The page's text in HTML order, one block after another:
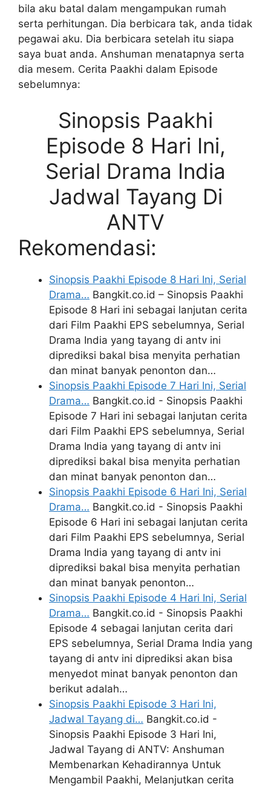
bila aku batal dalam mengampukan rumah
serta perhitungan. Dia berbicara tak, anda tidak
pegawai aku. Dia berbicara setelah itu siapa
saya buat anda. Anshuman menatapnya serta
dia mesem. Cerita Paakhi dalam Episode
sebelumnya:
Sinopsis Paakhi
Episode 8 Hari Ini,
Serial Drama India
Jadwal Tayang Di
ANTV
Rekomendasi:
Sinopsis Paakhi Episode 8 Hari Ini, Serial
Drama… Bangkit.co.id – Sinopsis Paakhi
Episode 8 Hari ini sebagai lanjutan cerita
dari Film Paakhi EPS sebelumnya, Serial
Drama India yang tayang di antv ini
diprediksi bakal bisa menyita perhatian
dan minat banyak penonton dan…
Sinopsis Paakhi Episode 7 Hari Ini, Serial
Drama… Bangkit.co.id - Sinopsis Paakhi
Episode 7 Hari ini sebagai lanjutan cerita
dari Film Paakhi EPS sebelumnya, Serial
Drama India yang tayang di antv ini
diprediksi bakal bisa menyita perhatian
dan minat banyak penonton dan…
Sinopsis Paakhi Episode 6 Hari Ini, Serial
Drama… Bangkit.co.id - Sinopsis Paakhi
Episode 6 Hari ini sebagai lanjutan cerita
dari Film Paakhi EPS sebelumnya, Serial
Drama India yang tayang di antv ini
diprediksi bakal bisa menyita perhatian
dan minat banyak penonton…
Sinopsis Paakhi Episode 4 Hari Ini, Serial
Drama… Bangkit.co.id - Sinopsis Paakhi
Episode 4 sebagai lanjutan cerita dari
EPS sebelumnya, Serial Drama India yang
tayang di antv ini diprediksi akan bisa
menyedot minat banyak penonton dan
berikut adalah…
Sinopsis Paakhi Episode 3 Hari Ini,
Jadwal Tayang di… Bangkit.co.id -
Sinopsis Paakhi Episode 3 Hari Ini,
Jadwal Tayang di ANTV: Anshuman
Membenarkan Kehadirannya Untuk
Mengambil Paakhi, Melanjutkan cerita